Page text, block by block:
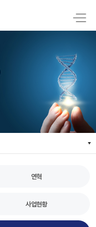
연혁
사업현황